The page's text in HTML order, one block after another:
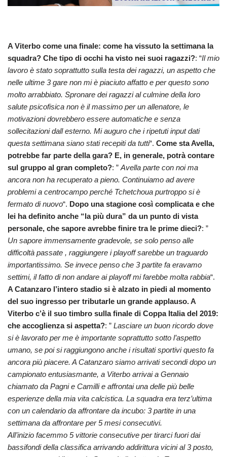
A Viterbo come una finale: come ha vissuto la settimana la
squadra? Che tipo di occhi ha visto nei suoi ragazzi?: “Il mio
lavoro è stato soprattutto sulla testa dei ragazzi, un aspetto che
nelle ultime 3 gare non mi è piaciuto affatto e per questo sono
molto arrabbiato. Spronare dei ragazzi al culmine della loro
salute psicofisica non è il massimo per un allenatore, le
motivazioni dovrebbero essere automatiche e senza
sollecitazioni dall esterno. Mi auguro che i ripetuti input dati
questa settimana siano stati recepiti da tutti“. Come sta Avella,
potrebbe far parte della gara? E, in generale, potrà contare
sul gruppo al gran completo?: ” Avella parte con noi ma
ancora non ha recuperato a pieno. Continuiamo ad avere
problemi a centrocampo perché Tchetchoua purtroppo si è
fermato di nuovo“. Dopo una stagione così complicata e che
lei ha definito anche “la più dura” da un punto di vista
personale, che sapore avrebbe finire tra le prime dieci?: ”
Un sapore immensamente gradevole, se solo penso alle
difficoltà passate , raggiungere i playoff sarebbe un traguardo
importantissimo. Se invece penso che 3 partite fa eravamo
settimi, il fatto di non andare ai playoff mi farebbe molta rabbia“.
A Catanzaro l’intero stadio si è alzato in piedi al momento
del suo ingresso per tributarle un grande applauso. A
Viterbo c’è il suo timbro sulla finale di Coppa Italia del 2019:
che accoglienza si aspetta?: ” Lasciare un buon ricordo dove
si è lavorato per me è importante soprattutto sotto l’aspetto
umano, se poi si raggiungono anche i risultati sportivi questo fa
ancora più piacere. A Catanzaro siamo arrivati secondi dopo un
campionato entusiasmante, a Viterbo arrivai a Gennaio
chiamato da Pagni e Camilli e affrontai una delle più belle
esperienze della mia vita calcistica. La squadra era terz’ultima
con un calendario da affrontare da incubo: 3 partite in una
settimana da affrontare per 5 mesi consecutivi.
All’inizio facemmo 5 vittorie consecutive per tirarci fuori dai
bassifondi della classifica arrivando addirittura vicini al 3 posto,